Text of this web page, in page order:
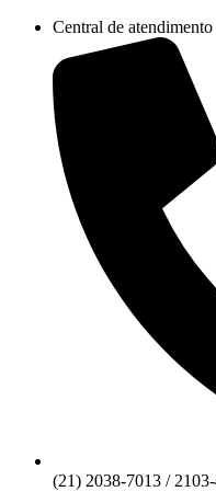
conteúdo
Central de
(21) 2038-7013 /